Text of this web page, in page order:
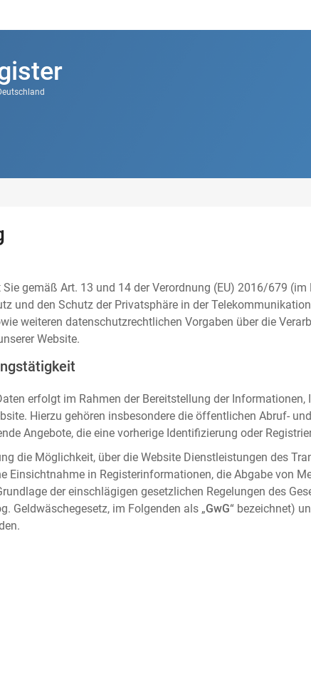
gemäß Art. 13 und 14 der Verordnung (EU) 2016/679 (im
und den Schutz der Privatsphäre in der
weiteren datenschutzrechtlichen Vorgaben über die
Website.
erfolgt im Rahmen der Bereitstellung der
Hierzu gehören insbesondere die öffentlichen Abruf-
Angebote, die eine vorherige Identifizierung oder
die Möglichkeit, über die Website Dienstleistungen des
Einsichtnahme in Registerinformationen, die Abgabe von
der einschlägigen gesetzlichen Regelungen des
Geldwäschegesetz, im Folgenden als „GwG“ bezeichnet)